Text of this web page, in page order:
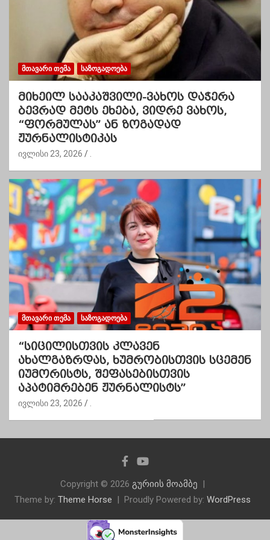
ᲛᲗᲐᲕᲐᲠᲘ ᲗᲔᲛᲐ ᲡᲐᲖᲝᲒᲐᲓᲝᲔᲑᲐ
მიხეილ სააკაშვილი-ვახოს დაჭერა
ბევრად მეტს ეხება, ვიდრე ვახოს,
“ფორმულას” ან ზოგადად
ჟურნალისტიკას
ივლისი 23, 2026
ᲛᲗᲐᲕᲐᲠᲘ ᲗᲔᲛᲐ ᲡᲐᲖᲝᲒᲐᲓᲝᲔᲑᲐ
“სიცილისთვის კლავენ
ახალგაზრდას, ხუმრობისთვის სცემენ
იუმორისტს, შეფასებისთვის
აპატიმრებენ ჟურნალისტს”
ივლისი 23, 2026
Copyright © 2026 გურიის მოამბე
Theme by: Theme Horse Proudly Powered by: WordPress